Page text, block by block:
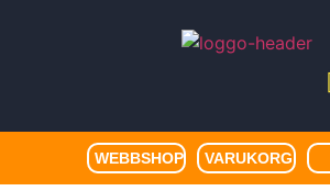
WEBBSHOP VARUKORG